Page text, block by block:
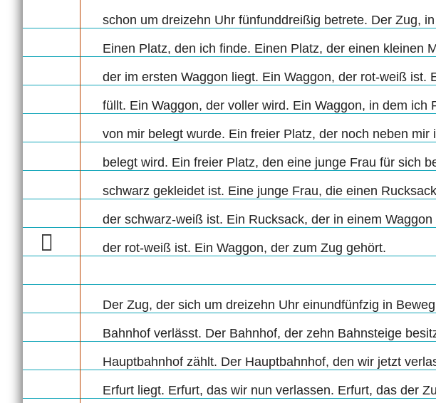
schon um dreizehn Uhr fünfunddreißig betrete. Der Zug,
Einen Platz, den ich finde. Einen Platz, der einen kleinen
der im ersten Waggon liegt. Ein Waggon, der rot-weiß ist.
füllt. Ein Waggon, der voller wird. Ein Waggon, in dem ich
von mir belegt wurde. Ein freier Platz, der noch neben mir
belegt wird. Ein freier Platz, den eine junge Frau für sich
schwarz gekleidet ist. Eine junge Frau, die einen
der schwarz-weiß ist. Ein Rucksack, der in einem
der rot-weiß ist. Ein Waggon, der zum Zug gehört.
Der Zug, der sich um dreizehn Uhr einundfünfzig in
Bahnhof verlässt. Der Bahnhof, der zehn Bahnsteige
Hauptbahnhof zählt. Der Hauptbahnhof, den wir jetzt
Erfurt liegt. Erfurt, das wir nun verlassen. Erfurt, das der